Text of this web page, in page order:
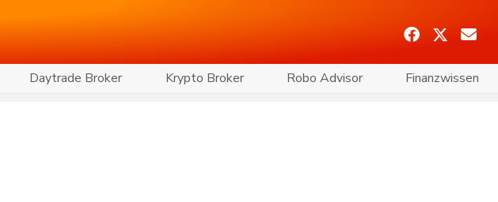
Daytrade Broker Krypto Broker Robo Advisor Finanzwissen